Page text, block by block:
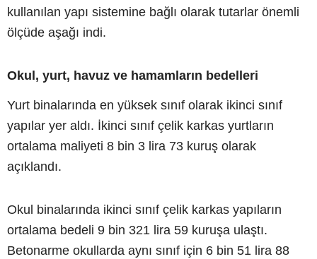
kullanılan yapı sistemine bağlı olarak tutarlar önemli
ölçüde aşağı indi.
Okul, yurt, havuz ve hamamların bedelleri
Yurt binalarında en yüksek sınıf olarak ikinci sınıf
yapılar yer aldı. İkinci sınıf çelik karkas yurtların
ortalama maliyeti 8 bin 3 lira 73 kuruş olarak
açıklandı.
Okul binalarında ikinci sınıf çelik karkas yapıların
ortalama bedeli 9 bin 321 lira 59 kuruşa ulaştı.
Betonarme okullarda aynı sınıf için 6 bin 51 lira 88